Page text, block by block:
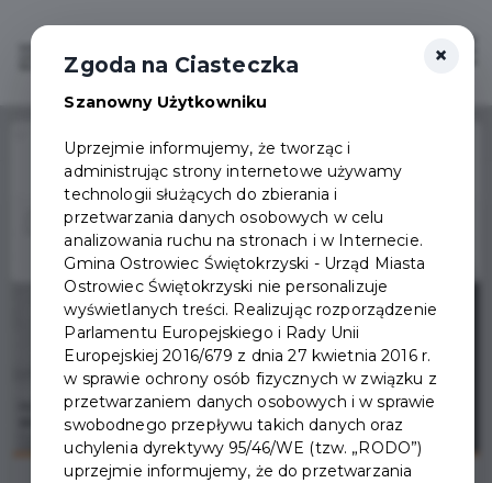
Wydarzenie już się
zakończyło
×
Zgoda na Ciasteczka
Szanowny Użytkowniku
Uprzejmie informujemy, że tworząc i
administrując strony internetowe używamy
technologii służących do zbierania i
przetwarzania danych osobowych w celu
analizowania ruchu na stronach i w Internecie.
Gmina Ostrowiec Świętokrzyski - Urząd Miasta
Ostrowiec Świętokrzyski nie personalizuje
wyświetlanych treści. Realizując rozporządzenie
Parlamentu Europejskiego i Rady Unii
Europejskiej 2016/679 z dnia 27 kwietnia 2016 r.
w sprawie ochrony osób fizycznych w związku z
przetwarzaniem danych osobowych i w sprawie
swobodnego przepływu takich danych oraz
uchylenia dyrektywy 95/46/WE (tzw. „RODO”)
uprzejmie informujemy, że do przetwarzania